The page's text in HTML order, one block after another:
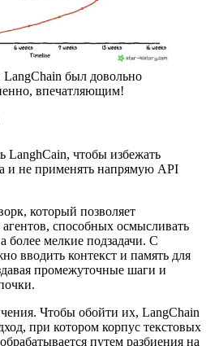
LangChain был довольно
впечатляющим!
LanghСain, чтобы избежать
и не применять напрямую API
который позволяет
агентов, способных осмысливать
более мелкие подзадачи. С
вводить контекст и память для
промежуточные шаги и
Чтобы обойти их, LangChain
при котором корпус текстовых
путем разбиения на